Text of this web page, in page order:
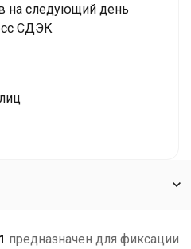
на следующий день
СДЭК
предназначен для фиксации